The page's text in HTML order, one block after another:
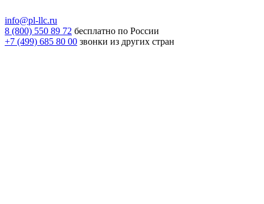
info@pl-llc.ru
8 (800) 550 89 72 бесплатно по России
+7 (499) 685 80 00 звонки из других стран